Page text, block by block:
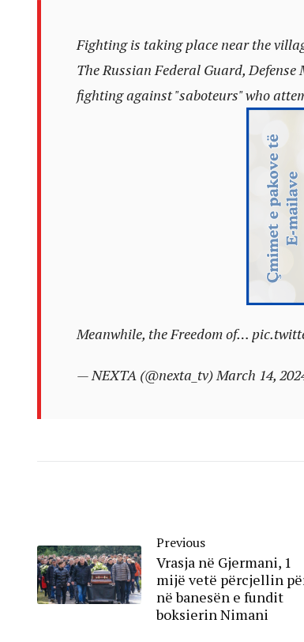
Fighting is taking place near the
The Russian Federal Guard,
fighting against "saboteurs" who
Meanwhile, the Freedom of…
— NEXTA (@nexta_tv)March 14,
Previous
Vrasja në Gjermani, 1
mijë vetë përcjellin
në banesën e fundit
boksierin Nimani